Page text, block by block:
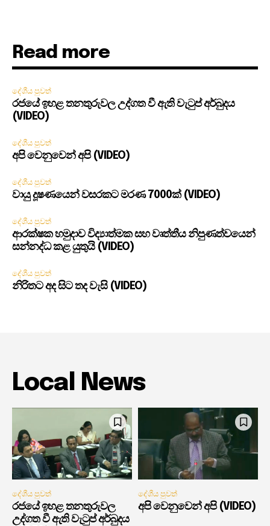
Read more
දේශීය පුවත්
රජයේ ඉහළ තනතුරුවල උද්ගත වී ඇති වැටුප් අර්බුදය
(VIDEO)
දේශීය පුවත්
අපි වෙනුවෙන් අපි (VIDEO)
දේශීය පුවත්
වායු දූෂණයෙන් වසරකට මරණ 7000ක් (VIDEO)
දේශීය පුවත්
ආරක්ෂක හමුදාව විද්‍යාත්මක සහ වෘත්තීය නිපුණත්වයෙන්
සන්නද්ධ කළ යුතුයි (VIDEO)
දේශීය පුවත්
නිරිතට අද සිට තද වැසි (VIDEO)
Local News
දේශීය පුවත්
රජයේ ඉහළ තනතුරුවල
උද්ගත වී ඇති වැටුප් අර්බුදය
දේශීය පුවත්
අපි වෙනුවෙන් අපි (VIDEO)